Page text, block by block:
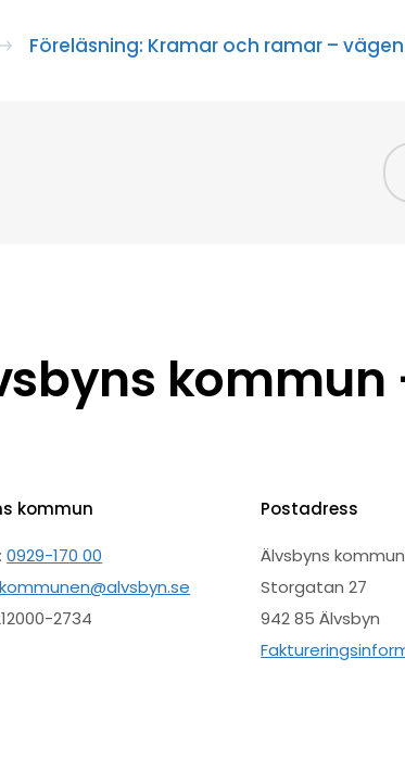
Föreläsning: Kramar och ramar –
kommun
kommun
0929-170 00
kommunen@alvsbyn.se
2734
Postadress
Älvsbyns kommun
Storgatan 27
942 85 Älvsbyn